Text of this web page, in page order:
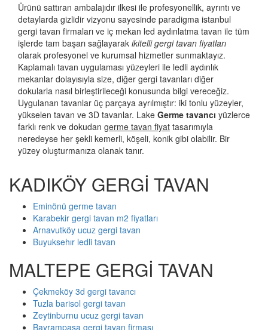
Ürünü sattıran ambalajıdır ilkesi ile profesyonellik, ayrıntı ve
detaylarda gizlidir vizyonu sayesinde paradigma istanbul
gergi tavan firmaları ve iç mekan led aydınlatma tavan ile tüm
işlerde tam başarı sağlayarak ikitelli gergi tavan fiyatları
olarak profesyonel ve kurumsal hizmetler sunmaktayız.
Kaplamalı tavan uygulaması yüzeyleri ile ledli aydınlık
mekanlar dolayısıyla size, diğer gergi tavanları diğer
dokularla nasıl birleştirileceği konusunda bilgi vereceğiz.
Uygulanan tavanlar üç parçaya ayrılmıştır: iki tonlu yüzeyler,
yükselen tavan ve 3D tavanlar. Lake Germe tavancı yüzlerce
farklı renk ve dokudan germe tavan fiyat tasarımıyla
neredeyse her şekli kemerli, köşeli, konik gibi olabilir. Bir
yüzey oluşturmanıza olanak tanır.
KADIKÖY GERGİ TAVAN
Eminönü germe tavan
Karabekir gergi tavan m2 fiyatları
Arnavutköy ucuz gergi tavan
Buyuksehır ledli tavan
MALTEPE GERGİ TAVAN
Çekmeköy 3d gergi tavancı
Tuzla barisol gergi tavan
Zeytinburnu ucuz gergi tavan
Bayrampaşa gergi tavan firması